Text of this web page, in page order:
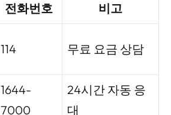
전화번호 비고
114 무료 요금 상담
1644-
7000
24시간 자동 응
대